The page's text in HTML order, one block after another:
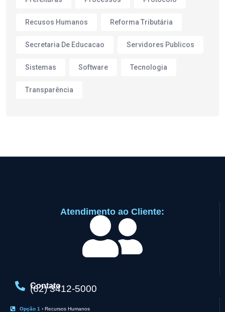
Recusos Humanos Reforma Tributária
Secretaria De Educacao Servidores Publicos
Sistemas Software Tecnologia
Transparência
Atendimento ao Cliente:
Contato
(62) 3412-5000
Opção 1 › Recursos Humanos